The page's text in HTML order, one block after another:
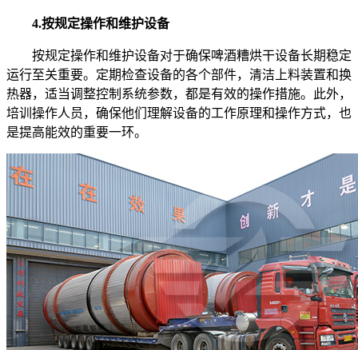
4.按规定操作和维护设备
按规定操作和维护设备对于确保啤酒糟烘干设备长期稳定
运行至关重要。定期检查设备的各个部件，清洁上料装置和换
热器，适当调整控制系统参数，都是有效的操作措施。此外，
培训操作人员，确保他们理解设备的工作原理和操作方式，也
是提高能效的重要一环。